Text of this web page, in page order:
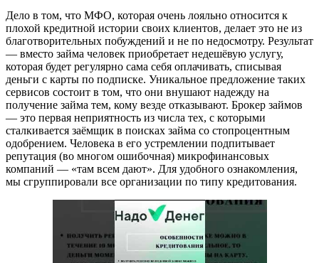
Дело в том, что МФО, которая очень лояльно относится к
плохой кредитной истории своих клиентов, делает это не из
благотворительных побуждений и не по недосмотру. Результат
— вместо займа человек приобретает недешёвую услугу,
которая будет регулярно сама себя оплачивать, списывая
деньги с карты по подписке. Уникальное предложение таких
сервисов состоит в том, что они внушают надежду на
получение займа тем, кому везде отказывают. Брокер займов
— это первая неприятность из числа тех, с которыми
сталкивается заёмщик в поисках займа со стопроцентным
одобрением. Человека в его устремлении подпитывает
репутация (во многом ошибочная) микрофинансовых
компаний — «там всем дают». Для удобного ознакомления,
мы сгруппировали все организации по типу кредитования.